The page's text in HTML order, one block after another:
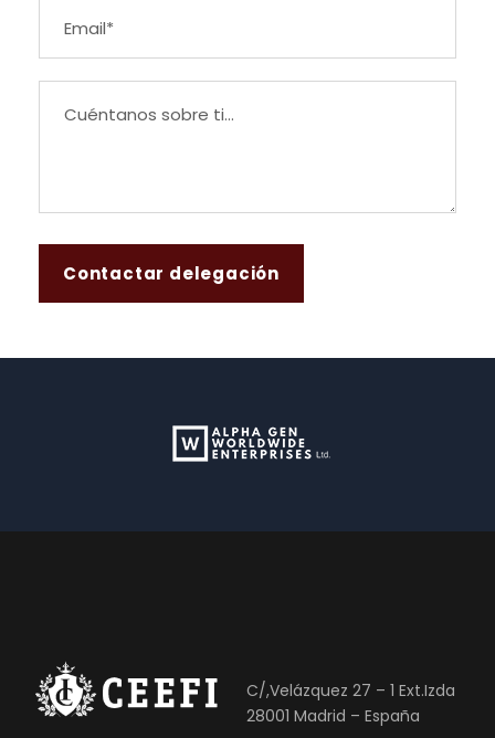
C/,Velázquez 27 – 1 Ext.Izda
28001 Madrid – España